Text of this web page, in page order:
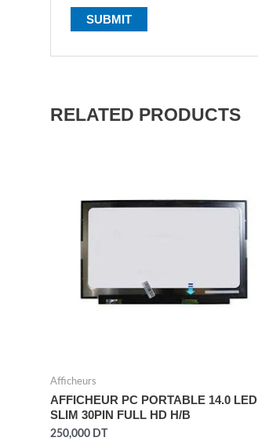
RELATED PRODUCTS
Afficheurs
AFFICHEUR PC PORTABLE 14.0 LED
SLIM 30PIN FULL HD H/B
250,000 DT